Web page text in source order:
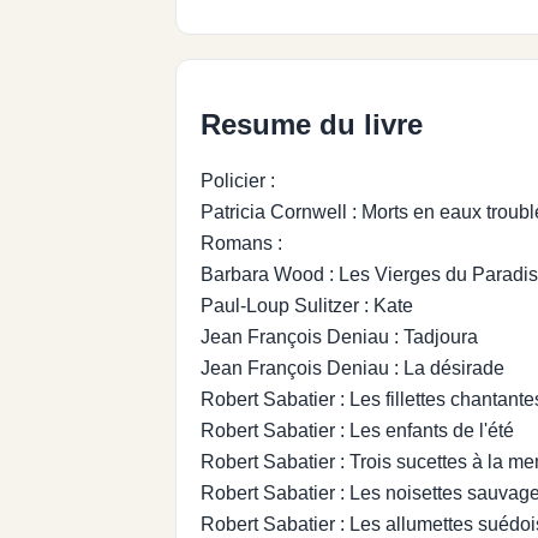
Resume du livre
Policier :
Patricia Cornwell : Morts en eaux
Romans :
Barbara Wood : Les Vierges du Paradis
Paul-Loup Sulitzer : Kate
Jean François Deniau : Tadjoura
Jean François Deniau : La désirade
Robert Sabatier : Les fillettes
Robert Sabatier : Les enfants de l'été
Robert Sabatier : Trois sucettes à la
Robert Sabatier : Les noisettes
Robert Sabatier : Les allumettes